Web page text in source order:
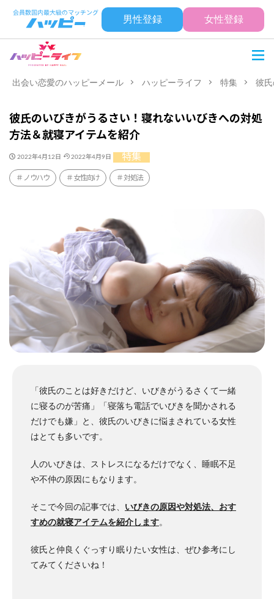
男性登録 女性登録
出会い恋愛のハッピーメール ハッピーライフ 特集 彼
彼氏のいびきがうるさい！寝れないいびきへの対処
方法＆就寝アイテムを紹介
2022年4月12日 2022年4月9日 特集
ノウハウ 女性向け 対処法
「彼氏のことは好きだけど、いびきがうるさくて一緒
に寝るのが苦痛」「寝落ち電話でいびきを聞かされる
だけでも嫌」と、彼氏のいびきに悩まされている女性
はとても多いです。
人のいびきは、ストレスになるだけでなく、睡眠不足
や不仲の原因にもなります。
そこで今回の記事では、 いびきの原因や対処法、おす
すめの就寝アイテムを紹介します。
彼氏と仲良くぐっすり眠りたい女性は、ぜひ参考にし
てみてくださいね！